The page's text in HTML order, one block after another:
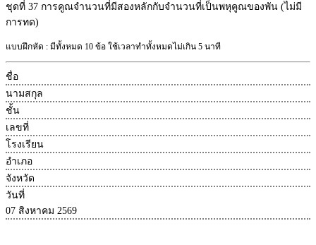
ชุดที่ 37 การคูณจำนวนที่มีสองหลักกับจำนวนที่เป็นพหุคูณของพัน (ไม่มี
การทด)
แบบฝึกหัด : มีทั้งหมด 10 ข้อ ใช้เวลาทำทั้งหมดไม่เกิน 5 นาที
ชื่อ
นามสกุล
ชั้น
เลขที่
โรงเรียน
อำเภอ
จังหวัด
วันที่
07 สิงหาคม 2569